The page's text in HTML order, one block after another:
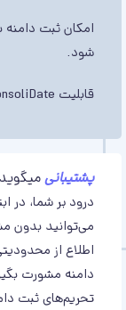
امکان ثبت
شود.
قابلیت ConsoliDate نیز در دامنه shop پشتیبانی نمی‌ شود.
پشتیبانی
می‌توانید بدون
اطلاع از
دامنه مشورت
تحریم‌های ثبت